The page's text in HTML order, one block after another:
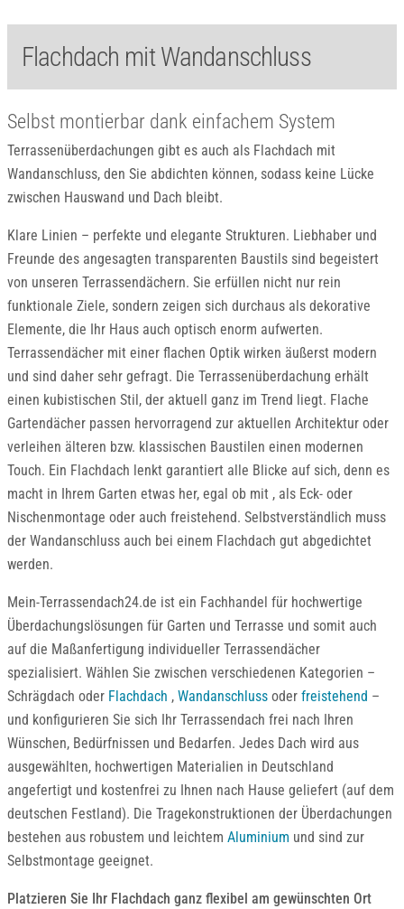
Flachdach mit Wandanschluss
Selbst montierbar dank einfachem System
Terrassenüberdachungen gibt es auch als Flachdach mit
Wandanschluss, den Sie abdichten können, sodass keine Lücke
zwischen Hauswand und Dach bleibt.
Klare Linien – perfekte und elegante Strukturen. Liebhaber und
Freunde des angesagten transparenten Baustils sind begeistert
von unseren Terrassendächern. Sie erfüllen nicht nur rein
funktionale Ziele, sondern zeigen sich durchaus als dekorative
Elemente, die Ihr Haus auch optisch enorm aufwerten.
Terrassendächer mit einer flachen Optik wirken äußerst modern
und sind daher sehr gefragt. Die Terrassenüberdachung erhält
einen kubistischen Stil, der aktuell ganz im Trend liegt. Flache
Gartendächer passen hervorragend zur aktuellen Architektur oder
verleihen älteren bzw. klassischen Baustilen einen modernen
Touch. Ein Flachdach lenkt garantiert alle Blicke auf sich, denn es
macht in Ihrem Garten etwas her, egal ob mit , als Eck- oder
Nischenmontage oder auch freistehend. Selbstverständlich muss
der Wandanschluss auch bei einem Flachdach gut abgedichtet
werden.
Mein-Terrassendach24.de ist ein Fachhandel für hochwertige
Überdachungslösungen für Garten und Terrasse und somit auch
auf die Maßanfertigung individueller Terrassendächer
spezialisiert. Wählen Sie zwischen verschiedenen Kategorien –
Schrägdach oder Flachdach , Wandanschluss oder freistehend –
und konfigurieren Sie sich Ihr Terrassendach frei nach Ihren
Wünschen, Bedürfnissen und Bedarfen. Jedes Dach wird aus
ausgewählten, hochwertigen Materialien in Deutschland
angefertigt und kostenfrei zu Ihnen nach Hause geliefert (auf dem
deutschen Festland). Die Tragekonstruktionen der Überdachungen
bestehen aus robustem und leichtem Aluminium und sind zur
Selbstmontage geeignet.
Platzieren Sie Ihr Flachdach ganz flexibel am gewünschten Ort